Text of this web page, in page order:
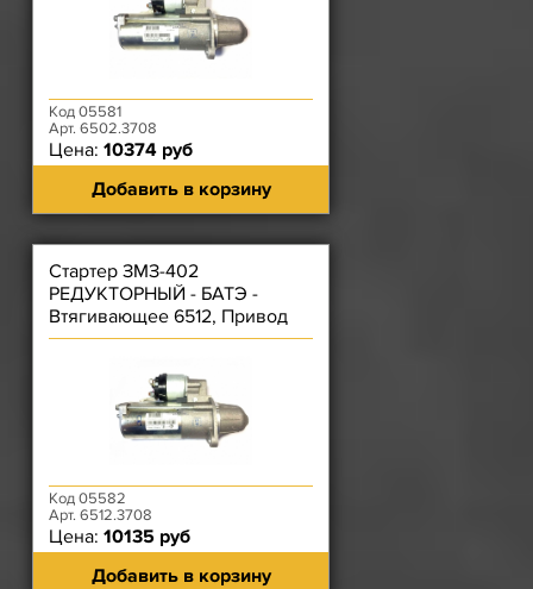
Код 05581
Арт. 6502.3708
Цена: 10374 руб
Добавить в корзину
Стартер ЗМЗ-402
РЕДУКТОРНЫЙ - БАТЭ -
Втягивающее 6512, Привод
6502
Код 05582
Арт. 6512.3708
Цена: 10135 руб
Добавить в корзину